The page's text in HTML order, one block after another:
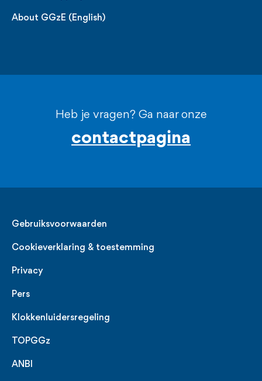
About GGzE (English)
Heb je vragen? Ga naar onze
contactpagina
Legal
Gebruiksvoorwaarden
Cookieverklaring & toestemming
Privacy
Pers
Klokkenluidersregeling
TOPGGz
ANBI